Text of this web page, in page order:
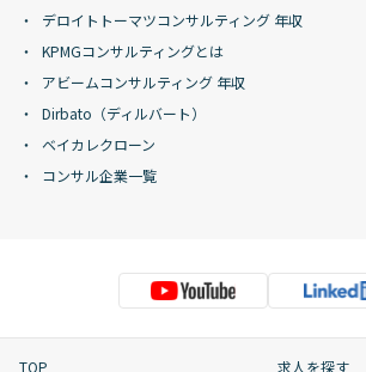
デロイトトーマツコンサルティング 年収
KPMGコンサルティングとは
アビームコンサルティング 年収
Dirbato（ディルバート）
ベイカレクローン
コンサル企業一覧
TOP 求人を探す